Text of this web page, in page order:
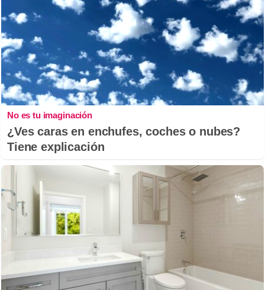
No es tu imaginación
¿Ves caras en enchufes, coches o nubes?
Tiene explicación